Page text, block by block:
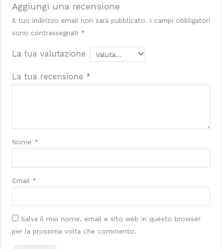
Aggiungi una recensione
Il tuo indirizzo email non sarà pubblicato. I campi obbligatori
sono contrassegnati *
La tua valutazione
La tua recensione *
Nome *
Email *
Salva il mio nome, email e sito web in questo browser
per la prossima volta che commento.